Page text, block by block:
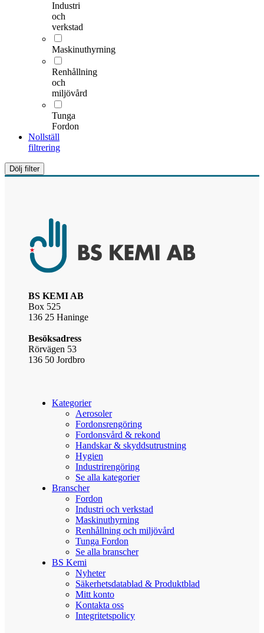
Industri
och
verkstad
Maskinuthyrning
Renhållning
och
miljövård
Tunga
Fordon
Nollställ
filtrering
Dölj filter
BS KEMI AB
Box 525
136 25 Haninge
Besöksadress
Rörvägen 53
136 50 Jordbro
Kategorier
Aerosoler
Fordonsrengöring
Fordonsvård & rekond
Handskar & skyddsutrustning
Hygien
Industrirengöring
Se alla kategorier
Branscher
Fordon
Industri och verkstad
Maskinuthyrning
Renhållning och miljövård
Tunga Fordon
Se alla branscher
BS Kemi
Nyheter
Säkerhetsdatablad & Produktblad
Mitt konto
Kontakta oss
Integritetspolicy